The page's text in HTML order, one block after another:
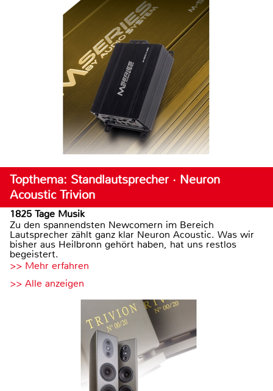
Topthema: Standlautsprecher · Neuron
Acoustic Trivion
1825 Tage Musik
Zu den spannendsten Newcomern im Bereich
Lautsprecher zählt ganz klar Neuron Acoustic. Was wir
bisher aus Heilbronn gehört haben, hat uns restlos
begeistert.
>> Mehr erfahren
>> Alle anzeigen